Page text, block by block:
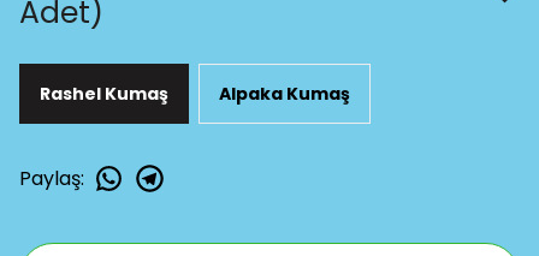
Adet)
Rashel Kumaş Alpaka Kumaş
Paylaş: